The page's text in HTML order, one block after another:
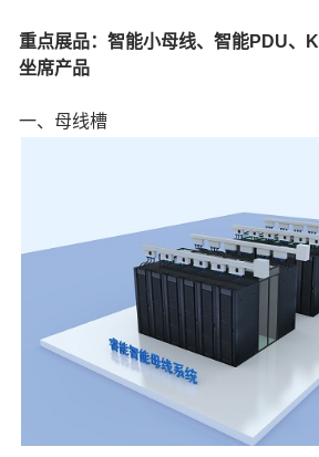
重点展品：智能小母线、智能PDU、
坐席产品
一、母线槽